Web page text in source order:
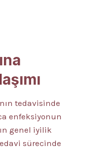
tedavisinde
enfeksiyonun
genel iyilik
sürecinde